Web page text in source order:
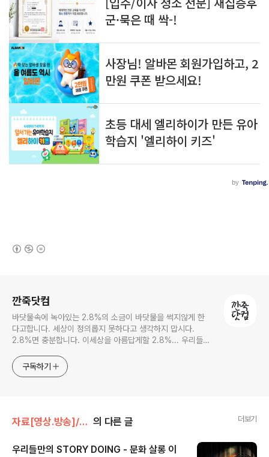
깐죽닷컴
바닷물속에 녹아있는 2.8%의 소금이 바닷물을 썩지않게 한
다고합니다. 세상이 정의롭지 못하다고 생각하지 맙시다.
2.8%면 충분합니다. 이세상을 아름답게할 2.8%... 우리들의
구독하기
자료[영상.방송]/STORY DOING 의 다른 글 더보기
우리들만의 STORY DOING - 문화 살롱 이